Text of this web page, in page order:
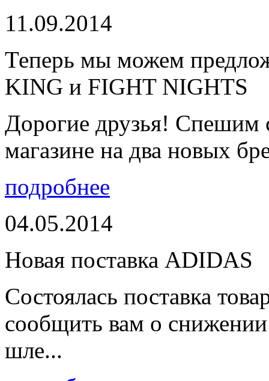
11.09.2014
Теперь мы можем
KING и FIGHT NIGHTS
Дорогие друзья! Спешим
магазине на два новых
подробнее
04.05.2014
Новая поставка ADIDAS
Состоялась поставка
сообщить вам о
шле...